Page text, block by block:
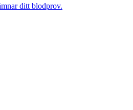
ditt blodprov.